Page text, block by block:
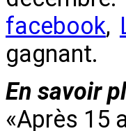
facebook,
gagnant.
En savoir
«Après 15